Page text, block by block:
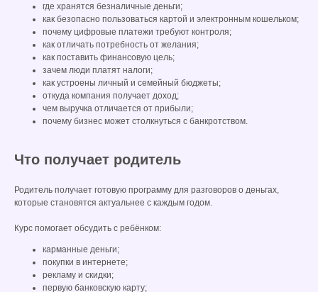
где хранятся безналичные деньги;
как безопасно пользоваться картой и электронным кошельком;
почему цифровые платежи требуют контроля;
как отличать потребность от желания;
как поставить финансовую цель;
зачем люди платят налоги;
как устроены личный и семейный бюджеты;
откуда компания получает доход;
чем выручка отличается от прибыли;
почему бизнес может столкнуться с банкротством.
Что получает родитель
Родитель получает готовую программу для разговоров о деньгах,
которые становятся актуальнее с каждым годом.
Курс помогает обсудить с ребёнком:
карманные деньги;
покупки в интернете;
рекламу и скидки;
первую банковскую карту;